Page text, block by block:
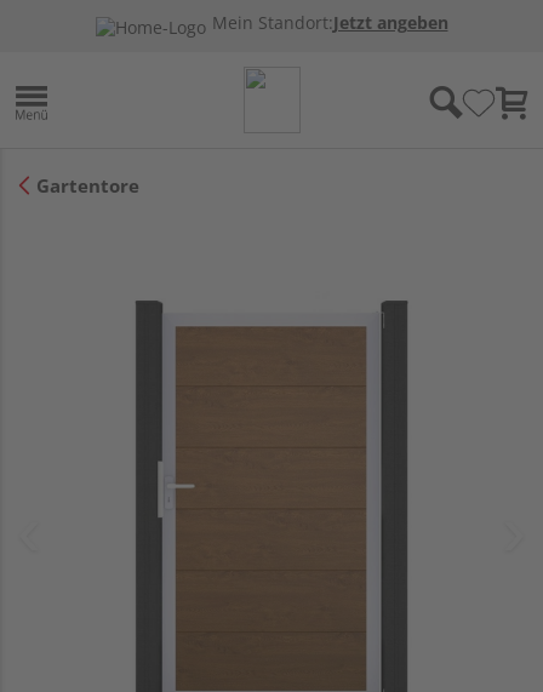
Mein Standort:Jetzt angeben
Gartentore